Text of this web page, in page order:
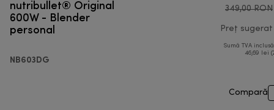
nutribullet® Original
600W - Blender
personal
NB603DG
349,00 RON
Preț sugerat
Sumă TVA
46,69 lei
Compară